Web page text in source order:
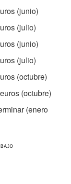
(junio)
(julio)
(junio)
(julio)
(octubre)
(octubre)
(enero